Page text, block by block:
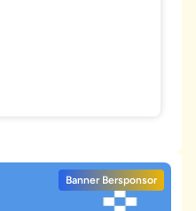
Banner Bersponsor